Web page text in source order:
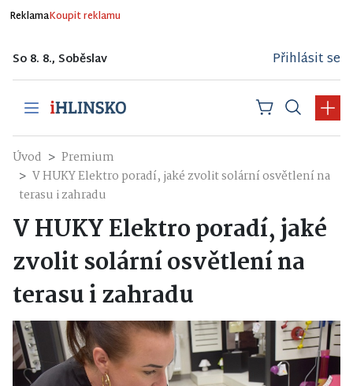
ReklamaKoupit reklamu
So 8. 8., Soběslav Přihlásit se
Úvod
Premium
V HUKY Elektro poradí, jaké zvolit solární osvětlení na
terasu i zahradu
V HUKY Elektro poradí, jaké
zvolit solární osvětlení na
terasu i zahradu